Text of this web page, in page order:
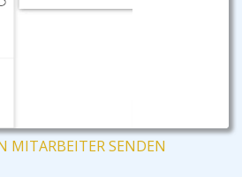
MITARBEITER SENDEN